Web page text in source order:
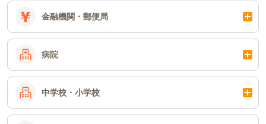
金融機関・郵便局
病院
中学校・小学校